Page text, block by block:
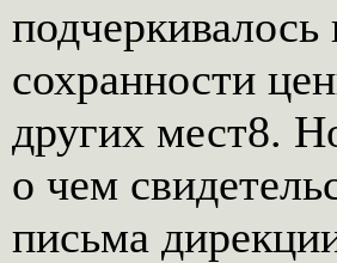
сохранности
других мест8.
о чем
письма